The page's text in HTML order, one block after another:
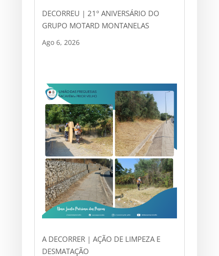
DECORREU | 21º ANIVERSÁRIO DO
GRUPO MOTARD MONTANELAS
Ago 6, 2026
A DECORRER | AÇÃO DE LIMPEZA E
DESMATAÇÃO